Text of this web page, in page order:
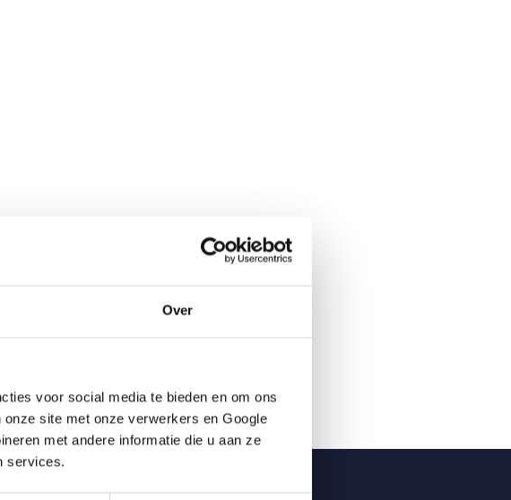
Over
voor social media te bieden en om ons
site met onze verwerkers en Google
met andere informatie die u aan ze
services.